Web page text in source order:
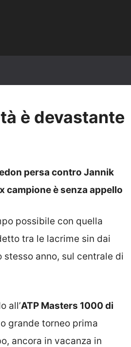
è devastante
persa contro Jannik
campione è senza appello
possibile con quella
tra le lacrime sin dai
stesso anno, sul centrale di
all’ATP Masters 1000 di
grande torneo prima
ancora in vacanza in